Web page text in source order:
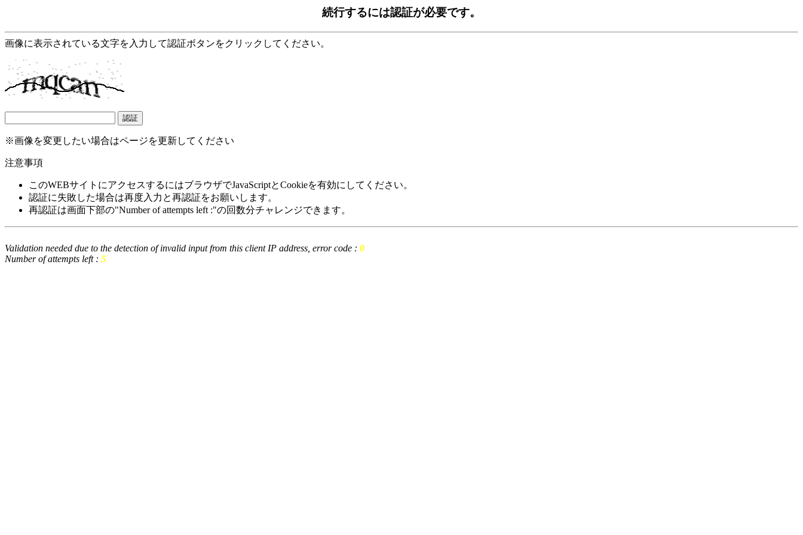
続行するには認証が必要です。
画像に表示されている文字を入力して認証ボタンをクリックしてください。
※画像を変更したい場合はページを更新してください
注意事項
このWEBサイトにアクセスするにはブラウザでJavaScriptとCookieを有効にしてください。
認証に失敗した場合は再度入力と再認証をお願いします。
再認証は画面下部の"Number of attempts left :"の回数分チャレンジできます。
Validation needed due to the detection of invalid input from this client IP address, error code : 0
Number of attempts left : 5